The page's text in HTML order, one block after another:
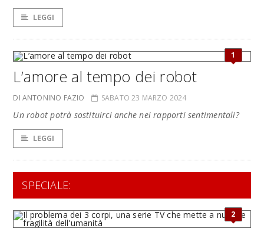
LEGGI
1
L’amore al tempo dei robot
DI ANTONINO FAZIO SABATO 23 MARZO 2024
Un robot potrà sostituirci anche nei rapporti sentimentali?
LEGGI
SPECIALE:
2